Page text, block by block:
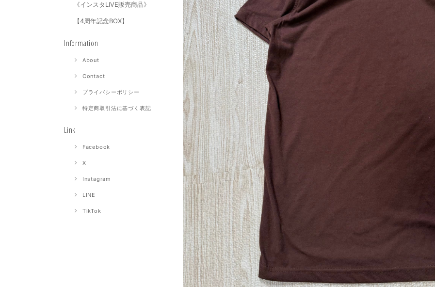
《インスタLIVE販売商品》
【4周年記念BOX】
Information
About
Contact
プライバシーポリシー
特定商取引法に基づく表記
Link
Facebook
X
Instagram
LINE
TikTok